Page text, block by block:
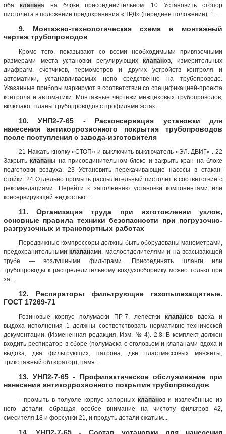
обаклапана на блоке присоединительном. 10 Установить стопор
пистолета в положение предохранения «ПРД» (переднее положение). 1...
9. Монтажно-технологическая схема и монтажный
чертеж трубопроводов
Кроме того, показывают со всеми необходимыми привязочными
размерами места установки регулирующихклапанов, измерительных
диафрагм, счетчиков, термометров и других устройств контроля и
автоматики, устанавливаемых непо средственно на трубопроводе.
Указанные приборы маркируют в соответствии со спецификацией-проекта
контроля и автоматики. Монтажные чертежи межцеховых трубопроводов,
включают: планы трубопроводов с профилями эстак...
10. УНП2-7-65 - Расконсервация установки для
нанесения антикоррозионного покрытия трубопроводов
после поступления с завода-изготовителя
21 Нажать кнопку «СТОП» и выключить выключатель «ЭЛ. ДВИГ» . 22
Закрытьклапаны на присоединительном блоке и закрыть кран на блоке
подготовки воздуха. 23 Установить перекачивающие насосы в стакан-
стойки. 24 Отдельно промыть распылительный пистолет в соответствии с
рекомендациями. Перейти к заполнению установки компонентами или
консервирующей жидкостью. ...
11. Организация труда при изготовлении узлов,
основные правила техники безопасности при погрузочно-
разгрузочных и транспортных работах
Передвижные компрессоры должны быть оборудованы манометрами,
предохранительнымиклапанами, маслоотделителями и на всасывающей
трубе — воздушными фильтрами. Присоединять шланги или
трубопроводы к распределительному воздухосборнику можно только при
за...
12. Респираторы фильтрующие газопылезащитные.
ГОСТ 17269-71
Резиновые корпус полумаски ПР-7, лепесткиклапанов вдоха и
выдоха исполнения 1 должны соответствовать нормативно-технической
документации. (Измененная редакция, Изм. № 4). 2.8. В комплект должен
входить респиратор в сборе (полумаска с оголовьем и клапанами вдоха и
выдоха, два фильтрующих, патрона, две пластмассовых манжеты,
трикотажный обтюратор), па­мя...
13. УНП2-7-65 - Профилактическое обслуживание при
нанесении антикоррозионного покрытия трубопроводов
- промыть в толуоле корпус запорных клапанов и извлечённые из
него детали, обращая особое внимание на чистоту фильтров 42,
смесителя 18 и форсунки 21, и продуть детали сжатым...
14. УНП2-7-65 - Состав установки для нанесения